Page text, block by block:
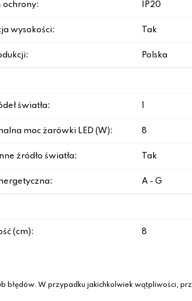
ochrony: IP20
wysokości: Tak
Polska
światła:
moc żarówki LED (W): 8
źródło światła: Tak
A - G
(cm): 8
błędów. W przypadku jakichkolwiek wątpliwości,